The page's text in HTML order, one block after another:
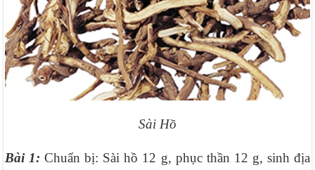
Sài Hồ
Bài 1: Chuẩn bị: Sài hồ 12 g, phục thần 12 g, sinh địa